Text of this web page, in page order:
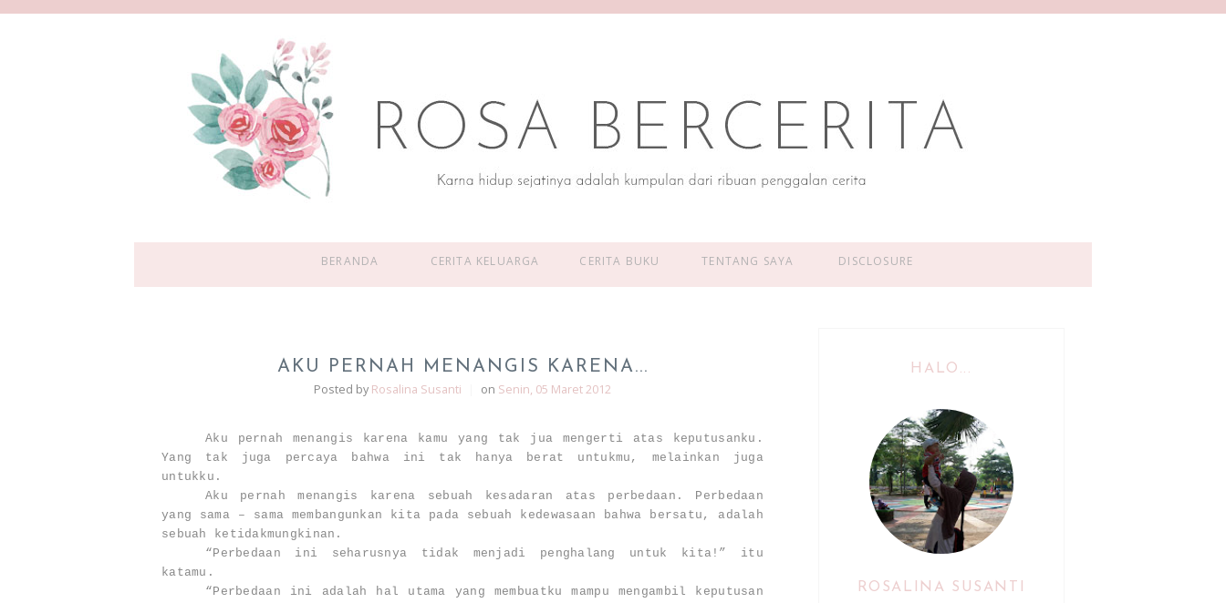
BERANDA CERITA KELUARGA CERITA BUKU TENTANG SAYA DISCLOSURE
AKU PERNAH MENANGIS KARENA...
Posted by Rosalina Susanti on Senin, 05 Maret 2012
Aku pernah menangis karena kamu yang tak jua mengerti atas keputusanku.
Yang tak juga percaya bahwa ini tak hanya berat untukmu, melainkan juga
untukku.
Aku pernah menangis karena sebuah kesadaran atas perbedaan. Perbedaan
yang sama – sama membangunkan kita pada sebuah kedewasaan bahwa bersatu, adalah
sebuah ketidakmungkinan.
“Perbedaan ini seharusnya tidak menjadi penghalang untuk kita!” itu
katamu.
“Perbedaan ini adalah hal utama yang membuatku mampu mengambil keputusan
HALO...
ROSALINA SUSANTI